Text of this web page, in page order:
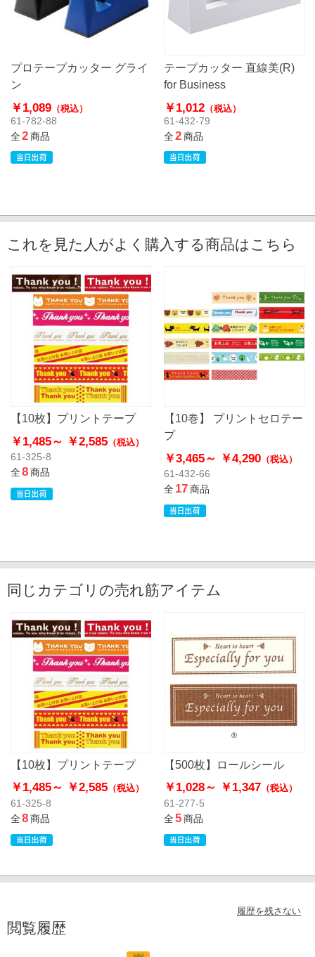
プロテープカッター グライ
ン
￥1,089 （税込）
61-782-88
全2商品
テープカッター 直線美(R)
for Business
￥1,012 （税込）
61-432-79
全2商品
これを見た人がよく購入する商品はこちら
【10枚】プリントテープ
￥1,485～ ￥2,585 （税込）
61-325-8
全8商品
【10巻】 プリントセロテー
プ
￥3,465～ ￥4,290（税込）
61-432-66
全17商品
同じカテゴリの売れ筋アイテム
【10枚】プリントテープ
￥1,485～ ￥2,585 （税込）
61-325-8
全8商品
【500枚】ロールシール
￥1,028～ ￥1,347（税込）
61-277-5
全5商品
履歴を残さない
閲覧履歴